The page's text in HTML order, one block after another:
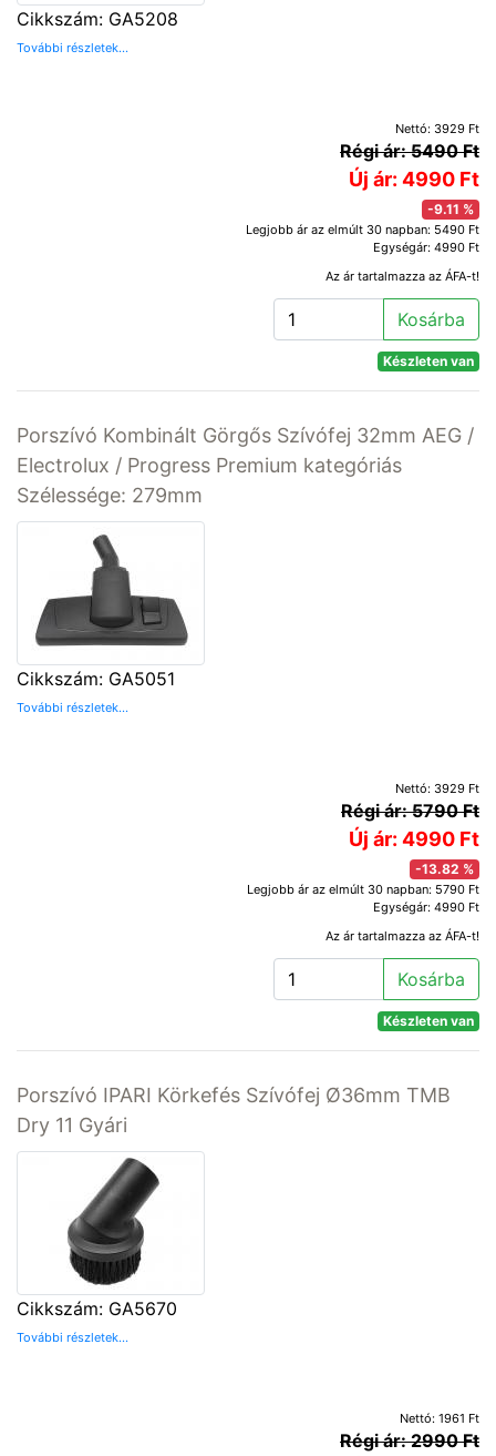
Cikkszám: GA5208
További részletek...
Nettó: 3929 Ft
Régi ár: 5490 Ft
Új ár: 4990 Ft
-9.11 %
Legjobb ár az elmúlt 30 napban: 5490 Ft
Egységár: 4990 Ft
Az ár tartalmazza az ÁFA-t!
Kosárba
Készleten van
Porszívó Kombinált Görgős Szívófej 32mm AEG /
Electrolux / Progress Premium kategóriás
Szélessége: 279mm
Cikkszám: GA5051
További részletek...
Nettó: 3929 Ft
Régi ár: 5790 Ft
Új ár: 4990 Ft
-13.82 %
Legjobb ár az elmúlt 30 napban: 5790 Ft
Egységár: 4990 Ft
Az ár tartalmazza az ÁFA-t!
Kosárba
Készleten van
Porszívó IPARI Körkefés Szívófej Ø36mm TMB
Dry 11 Gyári
Cikkszám: GA5670
További részletek...
Nettó: 1961 Ft
Régi ár: 2990 Ft